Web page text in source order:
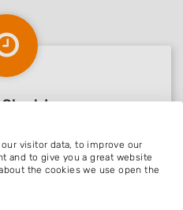
Slootdorp
18-03-2026
visitor data, to improve our
and to give you a great website
the cookies we use open the